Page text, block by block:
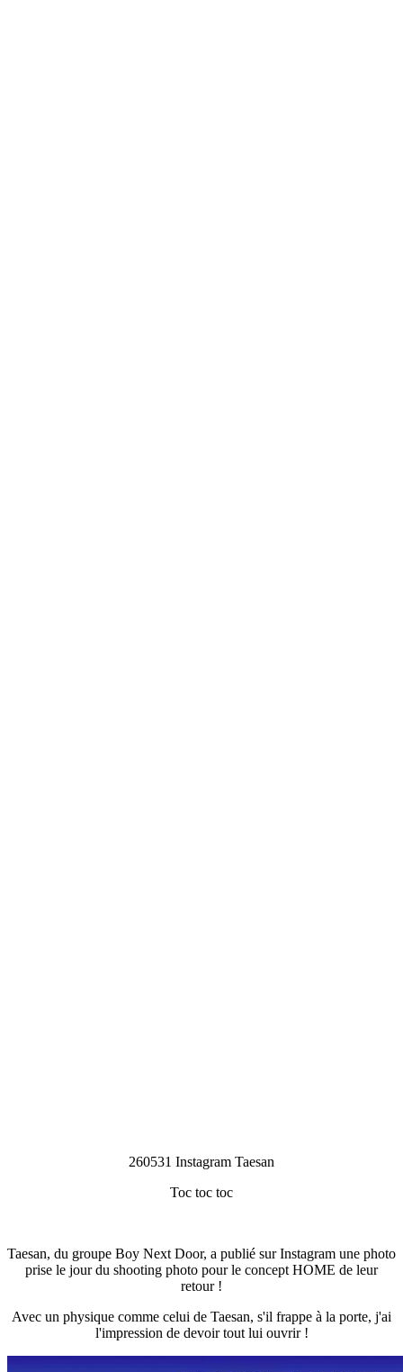
260531 Instagram Taesan
Toc toc toc
Taesan, du groupe Boy Next Door, a publié sur Instagram une photo
prise le jour du shooting photo pour le concept HOME de leur
retour !
Avec un physique comme celui de Taesan, s'il frappe à la porte, j'ai
l'impression de devoir tout lui ouvrir !